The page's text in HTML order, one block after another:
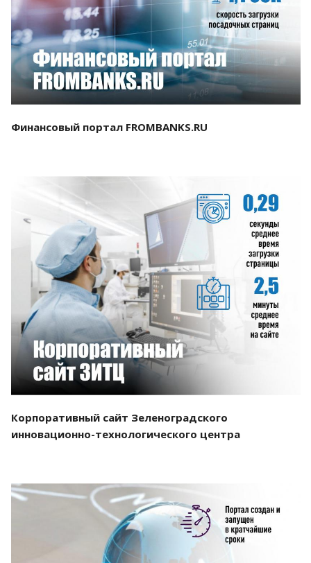
Смотреть проект
Финансовый портал FROMBANKS.RU
Смотреть проект
Корпоративный сайт Зеленоградского
инновационно-технологического центра